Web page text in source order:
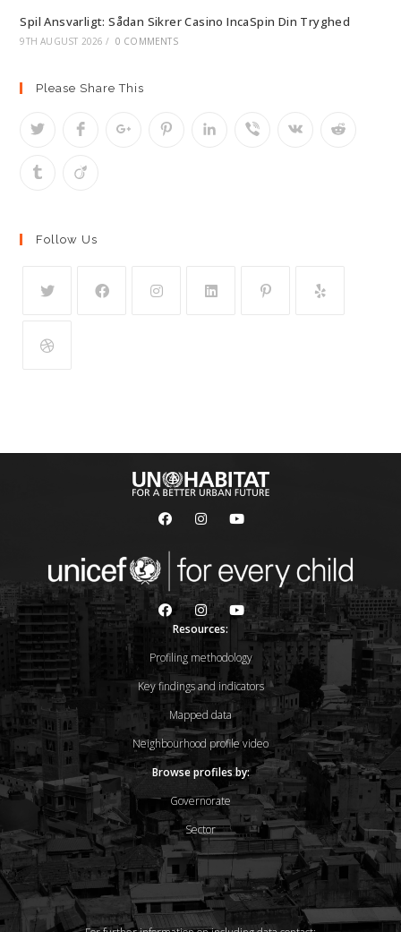
Spil Ansvarligt: Sådan Sikrer Casino IncaSpin Din Tryghed
9TH AUGUST 2026 / 0 COMMENTS
Please Share This
Follow Us
Resources:
Profiling methodology
Key findings and indicators
Mapped data
Neighbourhood profile video
Browse profiles by:
Governorate
Sector